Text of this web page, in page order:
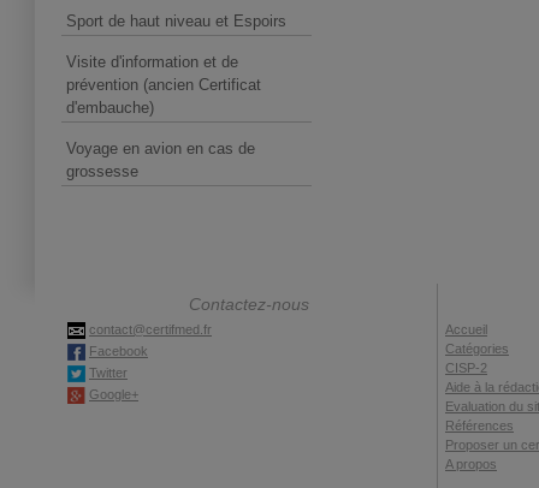
Sport de haut niveau et Espoirs
Visite d'information et de
prévention (ancien Certificat
d'embauche)
Voyage en avion en cas de
grossesse
Contactez-nous
contact@certifmed.fr
Facebook
Twitter
Google+
Accueil
Catégories
CISP-2
Aide à la
Evaluation du
Références
Proposer un
A propos